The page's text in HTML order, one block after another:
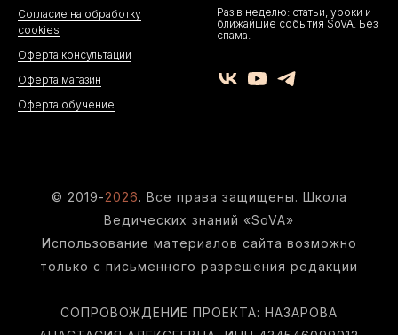
Согласие на обработку
cookies
Оферта консультации
Оферта магазин
Оферта обучение
Раз в неделю: статьи, уроки и
ближайшие события SoVA. Без
спама.
© 2019-2026. Все права защищены. Школа
Ведических знаний «SoVA»
Использование материалов сайта возможно
только с письменного разрешения редакции
СОПРОВОЖДЕНИЕ ПРОЕКТА: НАЗАРОВА